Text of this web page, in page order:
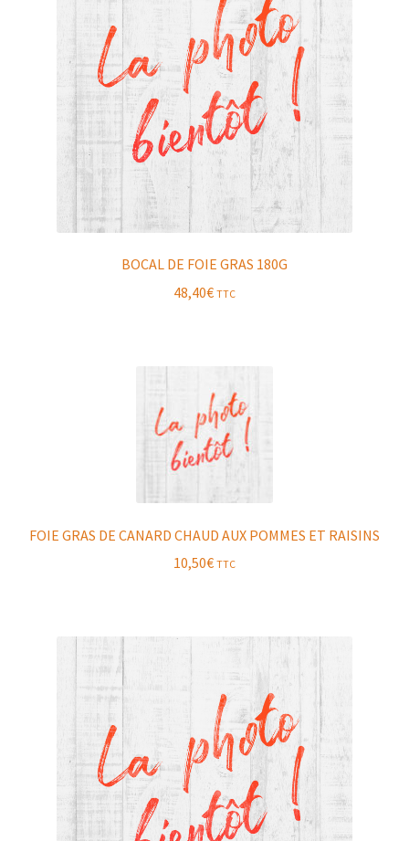
BOCAL DE FOIE GRAS 180G
48,40€ TTC
FOIE GRAS DE CANARD CHAUD AUX POMMES ET RAISINS
10,50€ TTC